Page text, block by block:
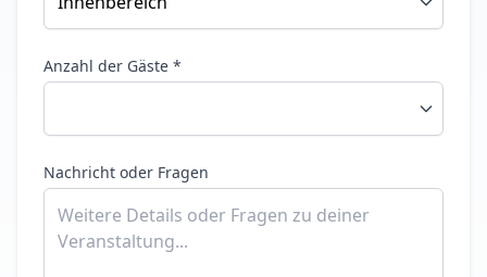
Anzahl der Gäste *
Nachricht oder Fragen